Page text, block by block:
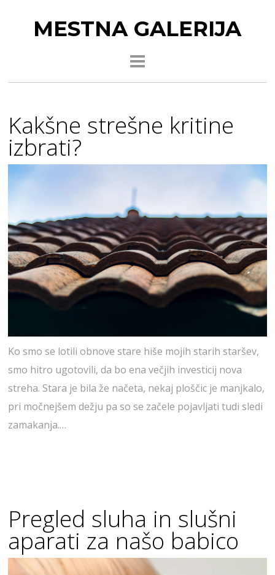
MESTNA GALERIJA
Kakšne strešne kritine
izbrati?
Ko smo se lotili obnove stare hiše mojih starih staršev,
smo hitro ugotovili, da bo ena večjih investicij nova
streha. Stara je bila že načeta, nekaj ploščic je manjkalo,
pri močnejšem dežju pa so se začele pojavljati tudi sledi
zamakanja.…
Pregled sluha in slušni
aparati za našo babico